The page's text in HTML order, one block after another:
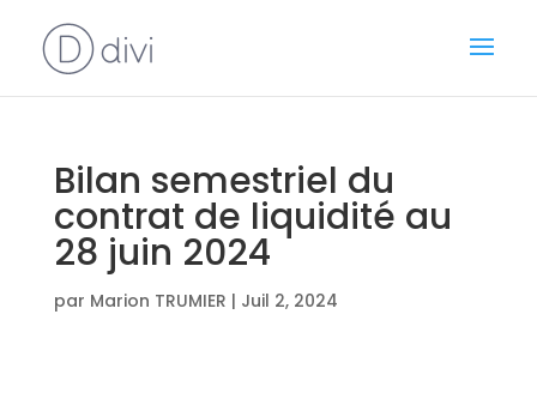
Bilan semestriel du
contrat de liquidité au
28 juin 2024
par Marion TRUMIER | Juil 2, 2024